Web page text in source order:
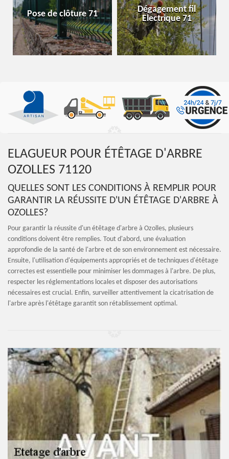
Pose de clôture 71
Dégagement fil
Electrique 71
ELAGUEUR POUR ÉTÊTAGE D'ARBRE
OZOLLES 71120
QUELLES SONT LES CONDITIONS À REMPLIR POUR
GARANTIR LA RÉUSSITE D'UN ÉTÊTAGE D'ARBRE À
OZOLLES?
Pour garantir la réussite d'un étêtage d'arbre à Ozolles, plusieurs
conditions doivent être remplies. Tout d'abord, une évaluation
approfondie de la santé de l'arbre et de son environnement est nécessaire.
Ensuite, l'utilisation d'équipements appropriés et de techniques d'étêtage
correctes est essentielle pour minimiser les dommages à l'arbre. De plus,
respecter les réglementations locales et disposer des autorisations
nécessaires est crucial. Enfin, surveiller attentivement la cicatrisation de
l'arbre après l'étêtage garantit son rétablissement optimal.